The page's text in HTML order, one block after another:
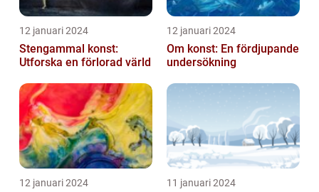
12 januari 2024
Stengammal konst:
Utforska en förlorad värld
12 januari 2024
Om konst: En fördjupande
undersökning
12 januari 2024 11 januari 2024